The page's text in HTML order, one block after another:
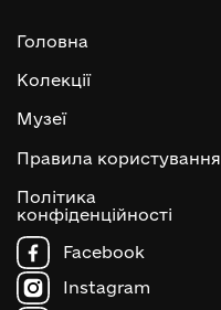
Головна
Колекції
Музеї
Правила користування
Політика
конфіденційності
Facebook
Instagram